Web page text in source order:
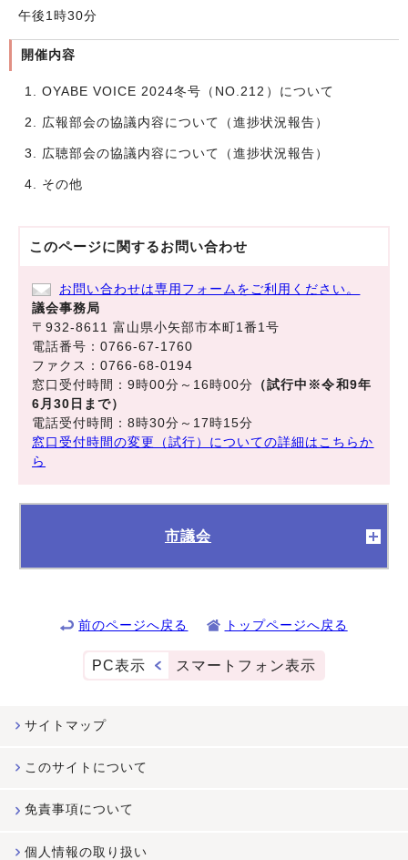
午後1時30分
開催内容
OYABE VOICE 2024冬号（NO.212）について
広報部会の協議内容について（進捗状況報告）
広聴部会の協議内容について（進捗状況報告）
その他
このページに関するお問い合わせ
お問い合わせは専用フォームをご利用ください。
議会事務局
〒932-8611 富山県小矢部市本町1番1号
電話番号：0766-67-1760
ファクス：0766-68-0194
窓口受付時間：9時00分～16時00分 （試行中※令和9年
6月30日まで）
電話受付時間：8時30分～17時15分
窓口受付時間の変更（試行）についての詳細はこちらか
ら
市議会
前のページへ戻る トップページへ戻る
PC表示 スマートフォン表示
サイトマップ
このサイトについて
免責事項について
個人情報の取り扱い